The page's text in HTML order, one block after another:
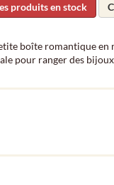
produits en stock
boîte romantique en
pour ranger des